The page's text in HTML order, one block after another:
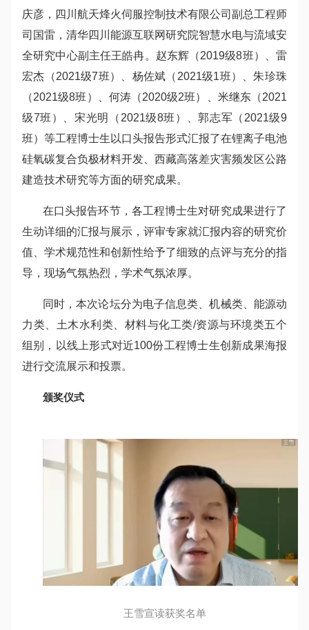
庆彦，四川航天烽火伺服控制技术有限公司副总工程师
司国雷，清华四川能源互联网研究院智慧水电与流域安
全研究中心副主任王皓冉。赵东辉（2019级8班）、雷
宏杰（2021级7班）、杨佐斌（2021级1班）、朱珍珠
（2021级8班）、何涛（2020级2班）、米继东（2021
级7班）、宋光明（2021级8班）、郭志军（2021级9
班）等工程博士生以口头报告形式汇报了在锂离子电池
硅氧碳复合负极材料开发、西藏高落差灾害频发区公路
建造技术研究等方面的研究成果。
在口头报告环节，各工程博士生对研究成果进行了
生动详细的汇报与展示，评审专家就汇报内容的研究价
值、学术规范性和创新性给予了细致的点评与充分的指
导，现场气氛热烈，学术气氛浓厚。
同时，本次论坛分为电子信息类、机械类、能源动
力类、土木水利类、材料与化工类/资源与环境类五个
组别，以线上形式对近100份工程博士生创新成果海报
进行交流展示和投票。
颁奖仪式
王雪宣读获奖名单